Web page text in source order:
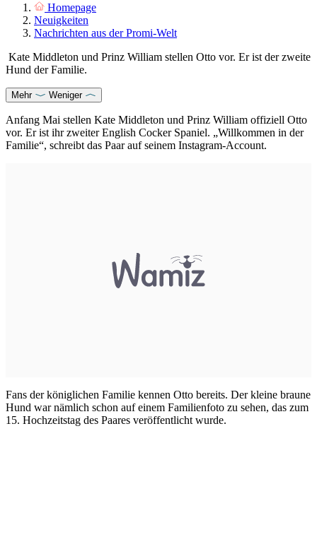
Homepage
Neuigkeiten
Nachrichten aus der Promi-Welt
Kate Middleton und Prinz William stellen Otto vor. Er ist der zweite
Hund der Familie.
Mehr Weniger
Anfang Mai stellen Kate Middleton und Prinz William offiziell Otto
vor. Er ist ihr zweiter English Cocker Spaniel. „Willkommen in der
Familie“, schreibt das Paar auf seinem Instagram-Account.
Fans der königlichen Familie kennen Otto bereits. Der kleine braune
Hund war nämlich schon auf einem Familienfoto zu sehen, das zum
15. Hochzeitstag des Paares veröffentlicht wurde.